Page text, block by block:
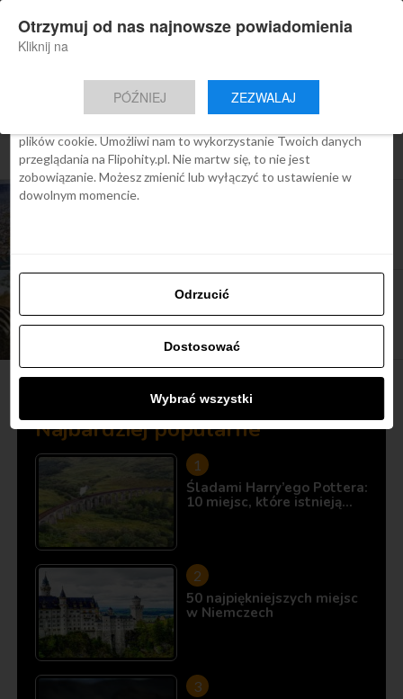
Nowa aplikacja Flipohity
Aktualne wiadomości, artykuły, TOP
Instalacja
All posts tagged "loty do rpa"
TOP OFERTY
TOP OFERTY
1539 zł z Berlina
Najbardziej popularne
Śladami Harry’ego Pottera:
10 miejsc, które istnieją…
50 najpiękniejszych miejsc
w Niemczech
Zgoda Szczegóły O cookies
Ta strona używa plików cookies
We Flipo robimy wszystko, aby pokazać Ci tylko te treści, które
plików cookie. Umożliwi nam to wykorzystanie Twoich danych
przeglądania na Flipohity.pl. Nie martw się, to nie jest
zobowiązanie. Możesz zmienić lub wyłączyć to ustawienie w
dowolnym momencie.
Odrzucić
Dostosować
Wybrać wszystki
Otrzymuj od nas najnowsze powiadomienia
Kliknij na
PÓŹNIEJ ZEZWALAJ